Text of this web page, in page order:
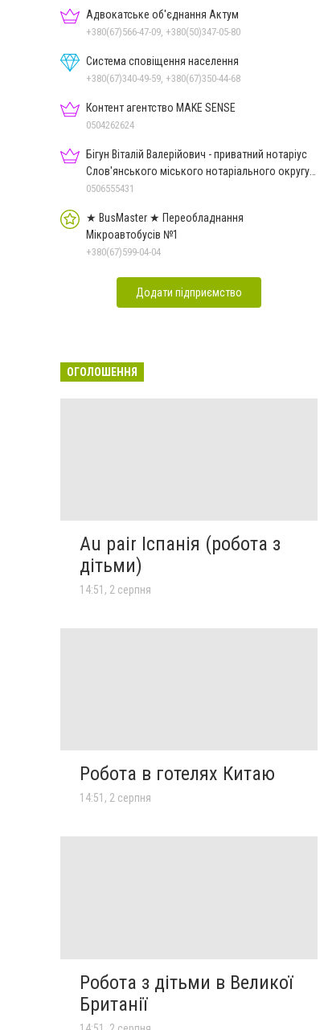
Адвокатське об'єднання Актум
+380(67)566-47-09, +380(50)347-05-80
Система сповіщення населення
+380(67)340-49-59, +380(67)350-44-68
Контент агентство MAKE SENSE
0504262624
Бігун Віталій Валерійович - приватний нотаріус
Слов'янського міського нотаріального округу
Дон.обл.
0506555431
★ BusMaster ★ Переобладнання
Мікроавтобусів №1
+380(67)599-04-04
Додати підприємство
ОГОЛОШЕННЯ
Au pair Іспанія (робота з
дітьми)
14:51, 2 серпня
Робота в готелях Китаю
14:51, 2 серпня
Робота з дітьми в Великої
Британії